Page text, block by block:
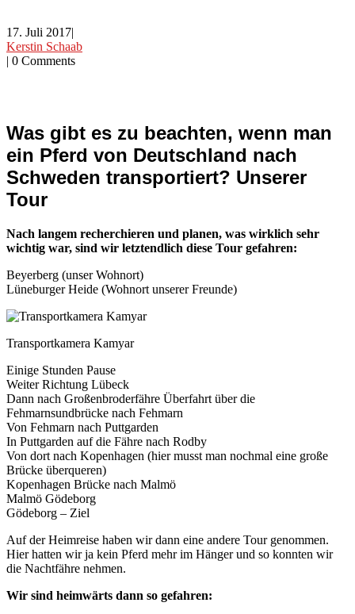
17. Juli 2017|
Kerstin Schaab
| 0 Comments
Was gibt es zu beachten, wenn man
ein Pferd von Deutschland nach
Schweden transportiert? Unserer
Tour
Nach langem recherchieren und planen, was wirklich sehr
wichtig war, sind wir letztendlich diese Tour gefahren:
Beyerberg (unser Wohnort)
Lüneburger Heide (Wohnort unserer Freunde)
Transportkamera Kamyar
Einige Stunden Pause
Weiter Richtung Lübeck
Dann nach Großenbroderfähre Überfahrt über die
Fehmarnsundbrücke nach Fehmarn
Von Fehmarn nach Puttgarden
In Puttgarden auf die Fähre nach Rodby
Von dort nach Kopenhagen (hier musst man nochmal eine große
Brücke überqueren)
Kopenhagen Brücke nach Malmö
Malmö Gödeborg
Gödeborg – Ziel
Auf der Heimreise haben wir dann eine andere Tour genommen.
Hier hatten wir ja kein Pferd mehr im Hänger und so konnten wir
die Nachtfähre nehmen.
Wir sind heimwärts dann so gefahren: